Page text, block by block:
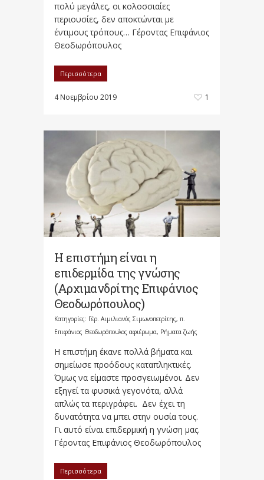
πολύ μεγάλες, οι κολοσσιαίες
περιουσίες, δεν αποκτώνται με
έντιμους τρόπους… Γέροντας Επιφάνιος
Θεοδωρόπουλος
Περισσότερα
4 Νοεμβρίου 2019 1
Η επιστήμη είναι η
επιδερμίδα της γνώσης
(Αρχιμανδρίτης Επιφάνιος
Θεοδωρόπουλος)
Κατηγορίες: Γέρ. Αιμιλιανός Σιμωνοπετρίτης, π.
Επιφάνιος Θεοδωρόπουλος αφιέρωμα, Ρήματα ζωής
Η επιστήμη έκανε πολλά βήματα και
σημείωσε προόδους καταπληκτικές.
Όμως να είμαστε προσγειωμένοι. Δεν
εξηγεί τα φυσικά γεγονότα, αλλά
απλώς τα περιγράφει. Δεν έχει τη
δυνατότητα να μπει στην ουσία τους.
Γι αυτό είναι επιδερμική η γνώση μας.
Γέροντας Επιφάνιος Θεοδωρόπουλος
Περισσότερα